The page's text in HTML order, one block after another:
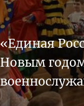
«Единая
Новым